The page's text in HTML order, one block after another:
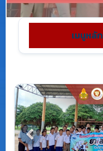
เมนูหลัก
Previous